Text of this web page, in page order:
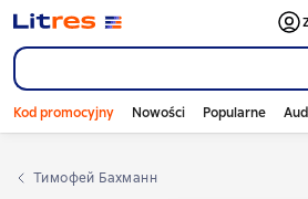
Kod promocyjny Nowości Popularne
Тимофей Бахманн